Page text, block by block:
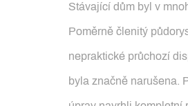
Stávající dům byl v
Poměrně členitý
nepraktické průchozí
byla značně narušena.